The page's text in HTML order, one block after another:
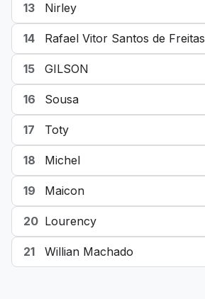
13 Nirley
14 Rafael Vitor Santos de Freitas
15 GILSON
16 Sousa
17 Toty
18 Michel
19 Maicon
20 Lourency
21 Willian Machado